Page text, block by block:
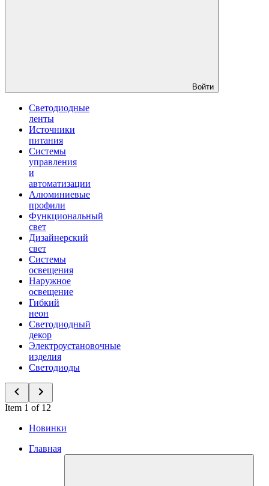
Войти
Светодиодные
ленты
Источники
питания
Системы
управления
и
автоматизации
Алюминиевые
профили
Функциональный
свет
Дизайнерский
свет
Системы
освещения
Наружное
освещение
Гибкий
неон
Светодиодный
декор
Электроустановочные
изделия
Светодиоды
Item 1 of 12
Новинки
Главная